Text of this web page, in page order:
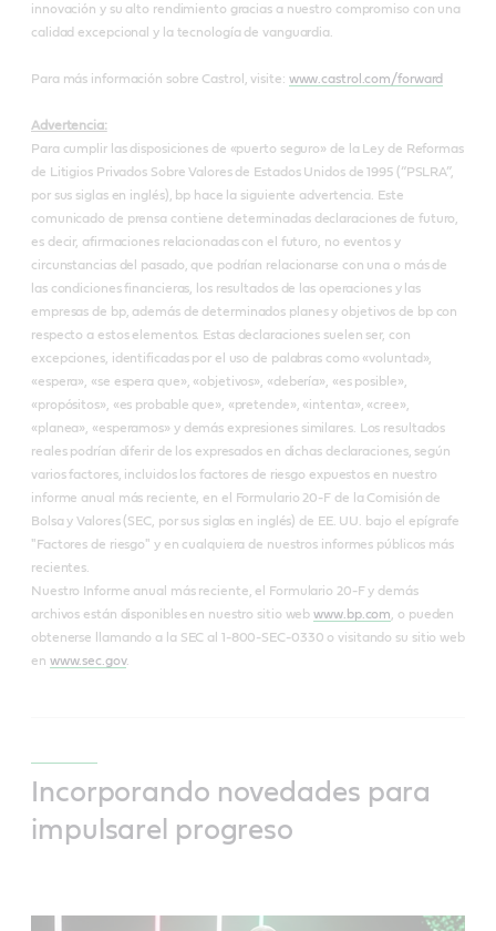
innovación y su alto rendimiento gracias a nuestro compromiso con una
calidad excepcional y la tecnología de vanguardia.
Para más información sobre Castrol, visite: www.castrol.com/forward
Advertencia:
Para cumplir las disposiciones de «puerto seguro» de la Ley de Reformas
de Litigios Privados Sobre Valores de Estados Unidos de 1995 (“PSLRA”,
por sus siglas en inglés), bp hace la siguiente advertencia. Este
comunicado de prensa contiene determinadas declaraciones de futuro,
es decir, afirmaciones relacionadas con el futuro, no eventos y
circunstancias del pasado, que podrían relacionarse con una o más de
las condiciones financieras, los resultados de las operaciones y las
empresas de bp, además de determinados planes y objetivos de bp con
respecto a estos elementos. Estas declaraciones suelen ser, con
excepciones, identificadas por el uso de palabras como «voluntad»,
«espera», «se espera que», «objetivos», «debería», «es posible»,
«propósitos», «es probable que», «pretende», «intenta», «cree»,
«planea», «esperamos» y demás expresiones similares. Los resultados
reales podrían diferir de los expresados en dichas declaraciones, según
varios factores, incluidos los factores de riesgo expuestos en nuestro
informe anual más reciente, en el Formulario 20-F de la Comisión de
Bolsa y Valores (SEC, por sus siglas en inglés) de EE. UU. bajo el epígrafe
"Factores de riesgo" y en cualquiera de nuestros informes públicos más
recientes.
Nuestro Informe anual más reciente, el Formulario 20-F y demás
archivos están disponibles en nuestro sitio webwww.bp.com
, o pueden
obtenerse llamando a la SEC al 1-800-SEC-0330 o visitando su sitio web
en www.sec.gov.
Incorporando novedades para
impulsarel progreso